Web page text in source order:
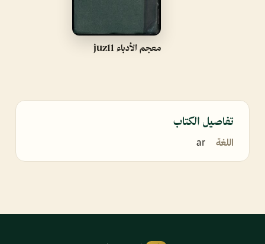
معجم الأدباء juz11
تفاصيل الكتاب
اللغة ar